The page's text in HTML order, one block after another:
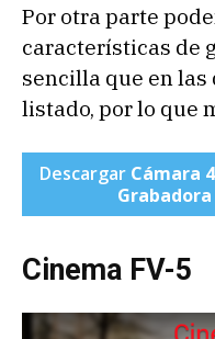
Por otra parte
características de
sencilla que en las
listado, por lo que
Descargar Cámara
Grabadora
Cinema FV-5